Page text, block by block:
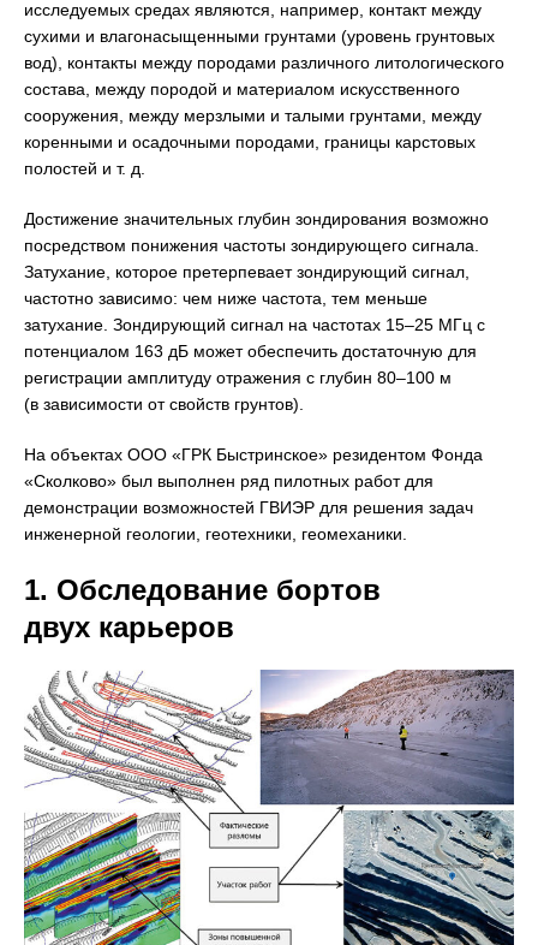
исследуемых средах являются, например, контакт между
сухими и влагонасыщенными грунтами (уровень грунтовых
вод), контакты между породами различного литологического
состава, между породой и материалом искусственного
сооружения, между мерзлыми и талыми грунтами, между
коренными и осадочными породами, границы карстовых
полостей и т. д.
Достижение значительных глубин зондирования возможно
посредством понижения частоты зондирующего сигнала.
Затухание, которое претерпевает зондирующий сигнал,
частотно зависимо: чем ниже частота, тем меньше
затухание. Зондирующий сигнал на частотах 15–25 МГц с
потенциалом 163 дБ может обеспечить достаточную для
регистрации амплитуду отражения с глубин 80–100 м
(в зависимости от свойств грунтов).
На объектах ООО «ГРК Быстринское» резидентом Фонда
«Сколково» был выполнен ряд пилотных работ для
демонстрации возможностей ГВИЭР для решения задач
инженерной геологии, геотехники, геомеханики.
1. Обследование бортов
двух карьеров